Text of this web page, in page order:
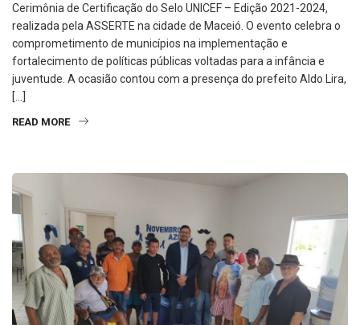
Cerimônia de Certificação do Selo UNICEF – Edição 2021-2024,
realizada pela ASSERTE na cidade de Maceió. O evento celebra o
comprometimento de municípios na implementação e
fortalecimento de políticas públicas voltadas para a infância e
juventude. A ocasião contou com a presença do prefeito Aldo Lira,
[…]
READ MORE